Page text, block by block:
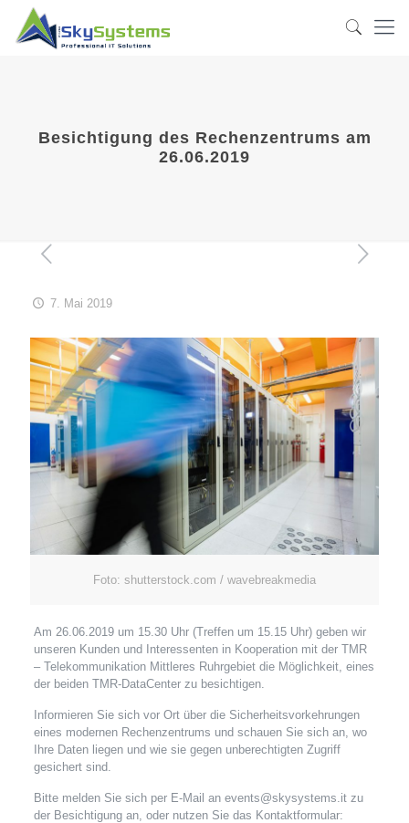
Besichtigung des Rechenzentrums am
26.06.2019
7. Mai 2019
Foto: shutterstock.com / wavebreakmedia
Am 26.06.2019 um 15.30 Uhr (Treffen um 15.15 Uhr) geben wir
unseren Kunden und Interessenten in Kooperation mit der TMR
– Telekommunikation Mittleres Ruhrgebiet die Möglichkeit, eines
der beiden TMR-DataCenter zu besichtigen.
Informieren Sie sich vor Ort über die Sicherheitsvorkehrungen
eines modernen Rechenzentrums und schauen Sie sich an, wo
Ihre Daten liegen und wie sie gegen unberechtigten Zugriff
gesichert sind.
Bitte melden Sie sich per E-Mail an events@skysystems.it zu
der Besichtigung an, oder nutzen Sie das Kontaktformular: